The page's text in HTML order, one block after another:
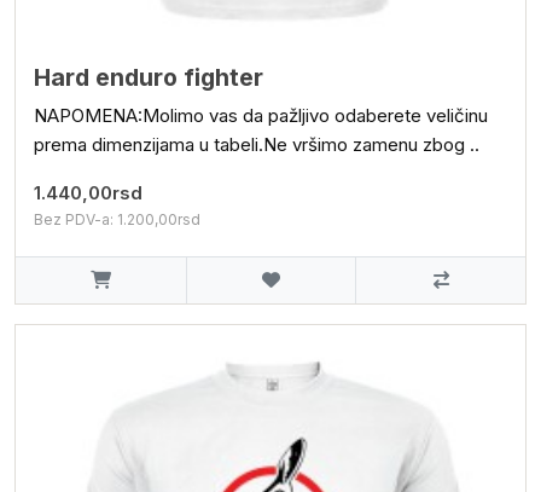
Hard enduro fighter
NAPOMENA:Molimo vas da pažljivo odaberete veličinu
prema dimenzijama u tabeli.Ne vršimo zamenu zbog ..
1.440,00rsd
Bez PDV-a: 1.200,00rsd